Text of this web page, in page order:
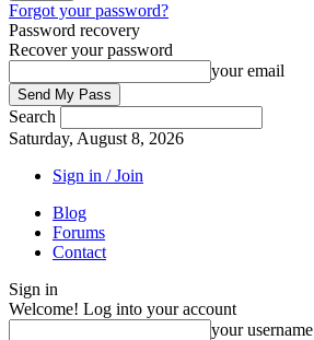
Forgot your password?
Password recovery
Recover your password
your email
Search
Saturday, August 8, 2026
Sign in / Join
Blog
Forums
Contact
Sign in
Welcome! Log into your account
your username